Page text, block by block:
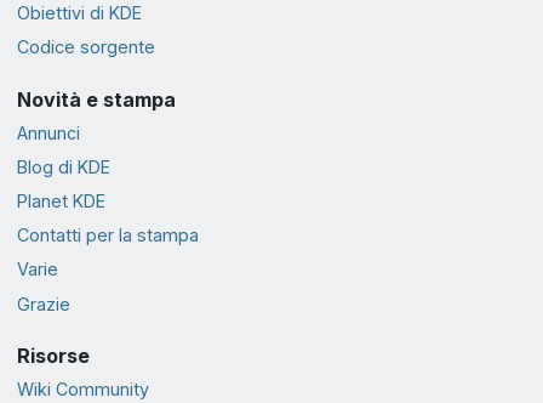
Obiettivi di KDE
Codice sorgente
Novità e stampa
Annunci
Blog di KDE
Planet KDE
Contatti per la stampa
Varie
Grazie
Risorse
Wiki Community